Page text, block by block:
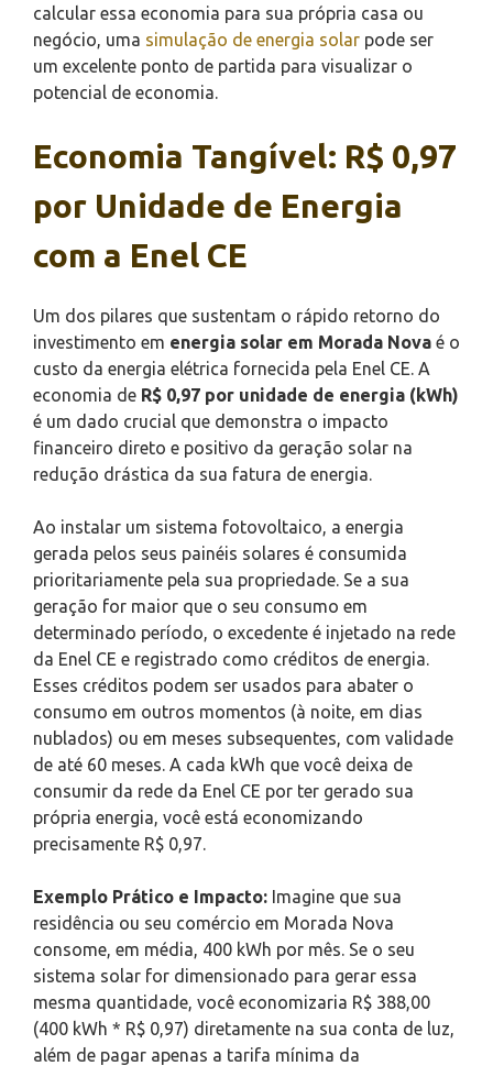
calcular essa economia para sua própria casa ou
negócio, uma simulação de energia solar pode ser
um excelente ponto de partida para visualizar o
potencial de economia.
Economia Tangível: R$ 0,97
por Unidade de Energia
com a Enel CE
Um dos pilares que sustentam o rápido retorno do
investimento em energia solar em Morada Nova é o
custo da energia elétrica fornecida pela Enel CE. A
economia de R$ 0,97 por unidade de energia (kWh)
é um dado crucial que demonstra o impacto
financeiro direto e positivo da geração solar na
redução drástica da sua fatura de energia.
Ao instalar um sistema fotovoltaico, a energia
gerada pelos seus painéis solares é consumida
prioritariamente pela sua propriedade. Se a sua
geração for maior que o seu consumo em
determinado período, o excedente é injetado na rede
da Enel CE e registrado como créditos de energia.
Esses créditos podem ser usados para abater o
consumo em outros momentos (à noite, em dias
nublados) ou em meses subsequentes, com validade
de até 60 meses. A cada kWh que você deixa de
consumir da rede da Enel CE por ter gerado sua
própria energia, você está economizando
precisamente R$ 0,97.
Exemplo Prático e Impacto: Imagine que sua
residência ou seu comércio em Morada Nova
consome, em média, 400 kWh por mês. Se o seu
sistema solar for dimensionado para gerar essa
mesma quantidade, você economizaria R$ 388,00
(400 kWh * R$ 0,97) diretamente na sua conta de luz,
além de pagar apenas a tarifa mínima da